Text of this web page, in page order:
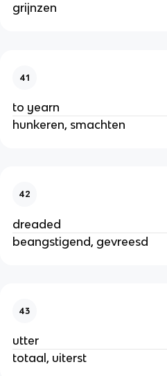
grijnzen
41
to yearn
hunkeren, smachten
42
dreaded
beangstigend, gevreesd
43
utter
totaal, uiterst